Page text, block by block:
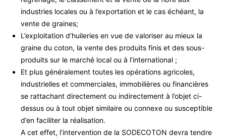
industries locales ou à l’exportation et le cas échéant, la
vente de graines;
L’exploitation d’huileries en vue de valoriser au mieux la
graine du coton, la vente des produits finis et des sous-
produits sur le marché local ou à l’international ;
Et plus généralement toutes les opérations agricoles,
industrielles et commerciales, immobilières ou financières
se rattachant directement ou indirectement à l’objet ci-
dessus ou à tout objet similaire ou connexe ou susceptible
d’en faciliter la réalisation.
A cet effet, l’intervention de la SODECOTON devra tendre